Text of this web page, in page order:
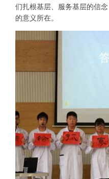
们扎根基层、服务基层的信
的意义所在。